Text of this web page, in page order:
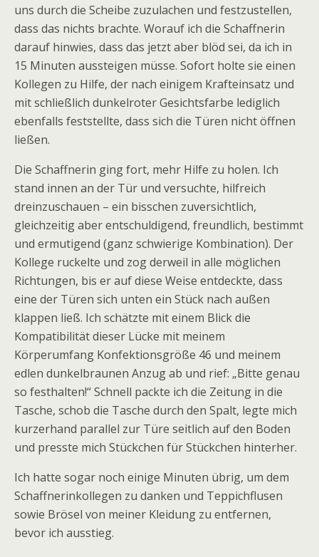
uns durch die Scheibe zuzulachen und festzustellen,
dass das nichts brachte. Worauf ich die Schaffnerin
darauf hinwies, dass das jetzt aber blöd sei, da ich in
15 Minuten aussteigen müsse. Sofort holte sie einen
Kollegen zu Hilfe, der nach einigem Krafteinsatz und
mit schließlich dunkelroter Gesichtsfarbe lediglich
ebenfalls feststellte, dass sich die Türen nicht öffnen
ließen.
Die Schaffnerin ging fort, mehr Hilfe zu holen. Ich
stand innen an der Tür und versuchte, hilfreich
dreinzuschauen – ein bisschen zuversichtlich,
gleichzeitig aber entschuldigend, freundlich, bestimmt
und ermutigend (ganz schwierige Kombination). Der
Kollege ruckelte und zog derweil in alle möglichen
Richtungen, bis er auf diese Weise entdeckte, dass
eine der Türen sich unten ein Stück nach außen
klappen ließ. Ich schätzte mit einem Blick die
Kompatibilität dieser Lücke mit meinem
Körperumfang Konfektionsgröße 46 und meinem
edlen dunkelbraunen Anzug ab und rief: „Bitte genau
so festhalten!“ Schnell packte ich die Zeitung in die
Tasche, schob die Tasche durch den Spalt, legte mich
kurzerhand parallel zur Türe seitlich auf den Boden
und presste mich Stückchen für Stückchen hinterher.
Ich hatte sogar noch einige Minuten übrig, um dem
Schaffnerinkollegen zu danken und Teppichflusen
sowie Brösel von meiner Kleidung zu entfernen,
bevor ich ausstieg.